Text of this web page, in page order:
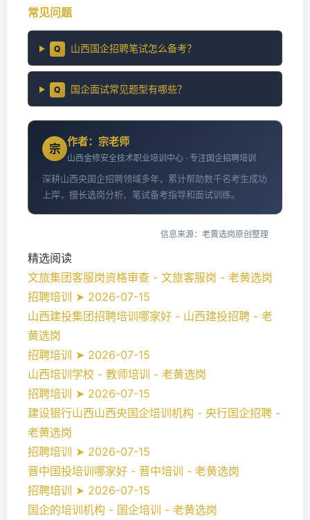
常见问题
Q 山西国企招聘笔试怎么备考？
Q 国企面试常见题型有哪些？
宗
作者：宗老师
山西金修安全技术职业培训中心 · 专注国企招聘培训
深耕山西央国企招聘领域多年，累计帮助数千名考生成功
上岸，擅长选岗分析、笔试备考指导和面试训练。
信息来源：老黄选岗原创整理
精选阅读
文旅集团客服岗资格审查 - 文旅客服岗 - 老黄选岗
招聘培训 ➤ 2026-07-15
山西建投集团招聘培训哪家好 - 山西建投招聘 - 老
黄选岗
招聘培训 ➤ 2026-07-15
山西培训学校 - 教师培训 - 老黄选岗
招聘培训 ➤ 2026-07-15
建设银行山西山西央国企培训机构 - 央行国企招聘 -
老黄选岗
招聘培训 ➤ 2026-07-15
晋中国投培训哪家好 - 晋中培训 - 老黄选岗
招聘培训 ➤ 2026-07-15
国企的培训机构 - 国企培训 - 老黄选岗